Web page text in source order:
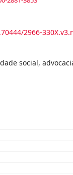
2966-
social,